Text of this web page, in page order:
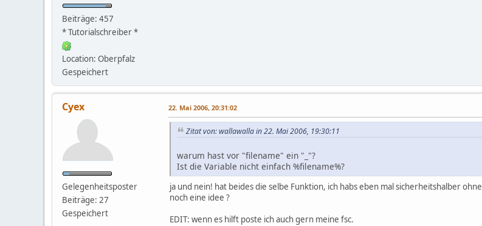
Beiträge: 457
* Tutorialschreiber *
Location: Oberpfalz
Gespeichert
Cyex
Gelegenheitsposter
Beiträge: 27
Gespeichert
22. Mai 2006, 20:31:02
Zitat von: wallawalla in 22. Mai 2006, 19:30:11
warum hast vor "filename" ein "_"?
Ist die Variable nicht einfach %filename%?
ja und nein! hat beides die selbe Funktion, ich habs eben mal sicherheitshalber
noch eine idee ?
EDIT: wenn es hilft poste ich auch gern meine fsc.